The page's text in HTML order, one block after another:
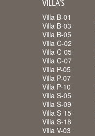
VILLA'S
Villa B-01
Villa B-03
Villa B-05
Villa C-02
Villa C-05
Villa C-07
Villa P-05
Villa P-07
Villa P-10
Villa S-05
Villa S-09
Villa S-15
Villa S-18
Villa V-03